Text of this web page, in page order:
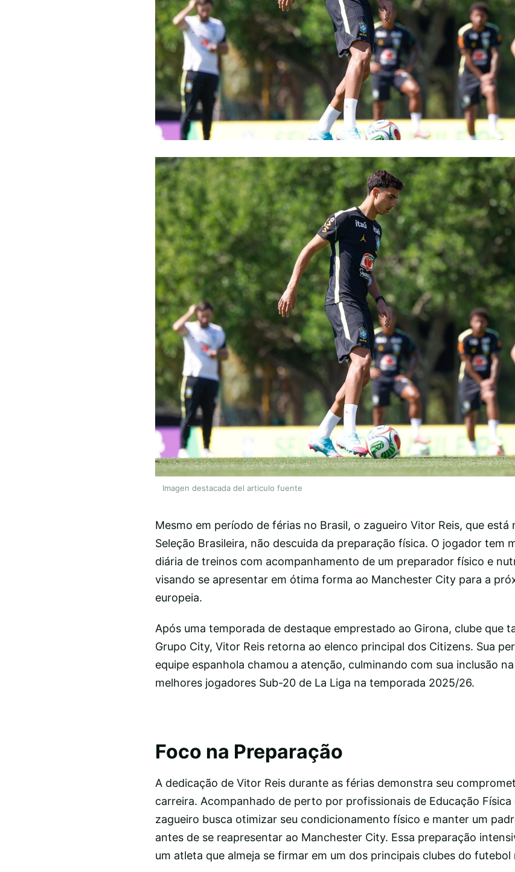
Imagen destacada del articulo fuente
Mesmo em período de férias no Brasil, o zagueiro Vitor Reis, que está
Seleção Brasileira, não descuida da preparação física. O jogador tem
diária de treinos com acompanhamento de um preparador físico e
visando se apresentar em ótima forma ao Manchester City para a
europeia.
Após uma temporada de destaque emprestado ao Girona, clube que
Grupo City, Vitor Reis retorna ao elenco principal dos Citizens. Sua
equipe espanhola chamou a atenção, culminando com sua inclusão
melhores jogadores Sub-20 de La Liga na temporada 2025/26.
Foco na Preparação
A dedicação de Vitor Reis durante as férias demonstra seu
carreira. Acompanhado de perto por profissionais de Educação Física
zagueiro busca otimizar seu condicionamento físico e manter um
antes de se reapresentar ao Manchester City. Essa preparação
um atleta que almeja se firmar em um dos principais clubes do futebol